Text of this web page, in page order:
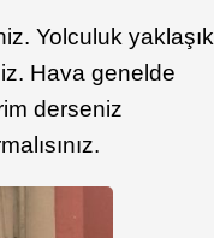
Yolculuk yaklaşık
Hava genelde
derseniz